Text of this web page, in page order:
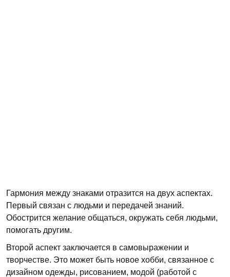
Гармония между знаками отразится на двух аспектах.
Первый связан с людьми и передачей знаний.
Обострится желание общаться, окружать себя людьми,
помогать другим.
Второй аспект заключается в самовыражении и
творчестве. Это может быть новое хобби, связанное с
дизайном одежды, рисованием, модой (работой с